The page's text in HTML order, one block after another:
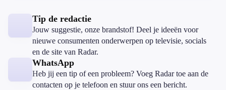
Tip de redactie
Jouw suggestie, onze brandstof! Deel je ideeën voor
nieuwe consumenten onderwerpen op televisie, socials
en de site van Radar.
WhatsApp
Heb jij een tip of een probleem? Voeg Radar toe aan de
contacten op je telefoon en stuur ons een bericht.